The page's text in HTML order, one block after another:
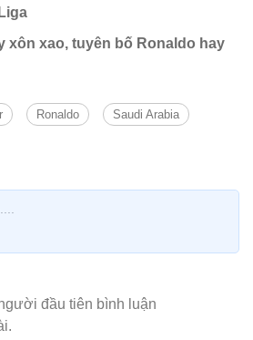
xôn xao, tuyên bố Ronaldo hay
Ronaldo Saudi Arabia